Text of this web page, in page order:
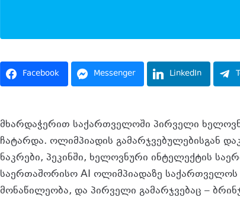
Facebook Messenger LinkedIn
მხარდაჭერით საქართველოში პირველი
ჩატარდა. ოლიმპიადის გამარჯვებულებისგან
ნაკრები, პეკინში, ხელოვნური ინტელექტის
საერთაშორისო AI ოლიმპიადაზე
მონაწილეობა, და პირველი გამარჯვებაც –